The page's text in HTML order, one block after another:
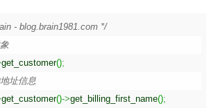
- blog.brain1981.com */
get_customer();
址信息
get_customer()->get_billing_first_name();